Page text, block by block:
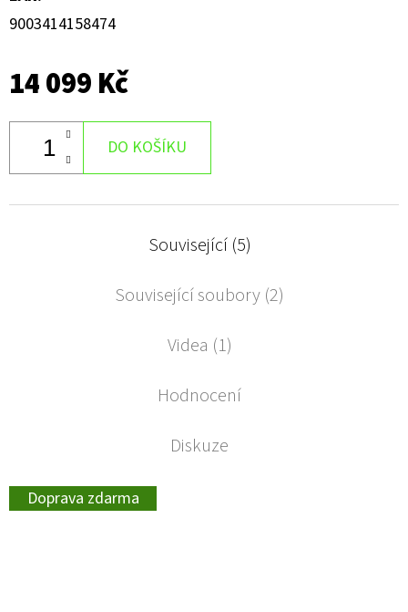
9003414158474
14 099 Kč
DO KOŠÍKU
Související (5)
Související soubory (2)
Videa (1)
Hodnocení
Diskuze
Doprava zdarma